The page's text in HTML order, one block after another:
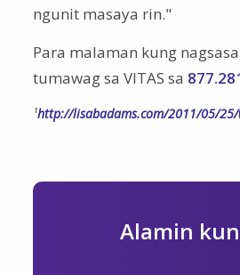
ngunit masaya rin."
Para malaman kung
tumawag sa VITAS sa
¹http://lisabadams.com/2011/05/25/
Alamin